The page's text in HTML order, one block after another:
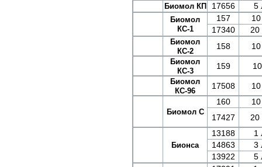
Биомол КП 17656 5
Биомол
КС-1
157
17340
20
Биомол
КС-2
158
Биомол
КС-3
159
Биомол
КС-96
17508
Биомол С
160
17427
20
Бионса
13188
1
14863
3
13922
5